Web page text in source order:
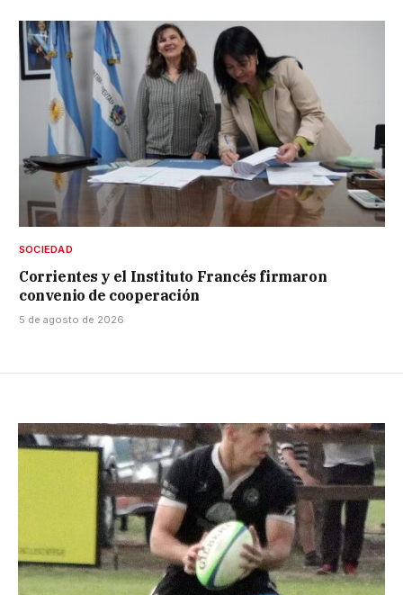
SOCIEDAD
Corrientes y el Instituto Francés firmaron
convenio de cooperación
5 de agosto de 2026